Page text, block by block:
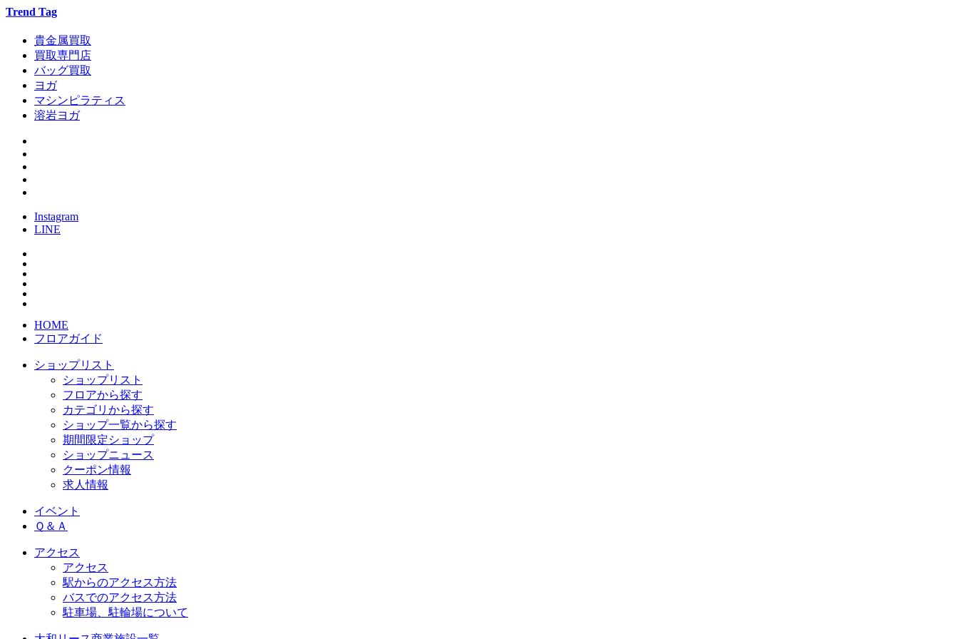
Trend Tag
貴金属買取
買取専門店
バッグ買取
ヨガ
マシンピラティス
溶岩ヨガ
Instagram
LINE
HOME
フロアガイド
ショップリスト
ショップリスト
フロアから探す
カテゴリから探す
ショップ一覧から探す
期間限定ショップ
ショップニュース
クーポン情報
求人情報
イベント
Ｑ＆Ａ
アクセス
アクセス
駅からのアクセス方法
バスでのアクセス方法
駐車場、駐輪場について